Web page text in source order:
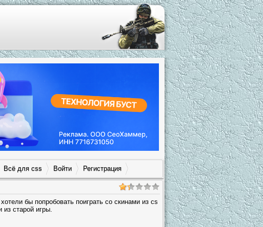
Всё для css Войти Регистрация
бы попробовать поиграть со скинами из cs
старой игры.